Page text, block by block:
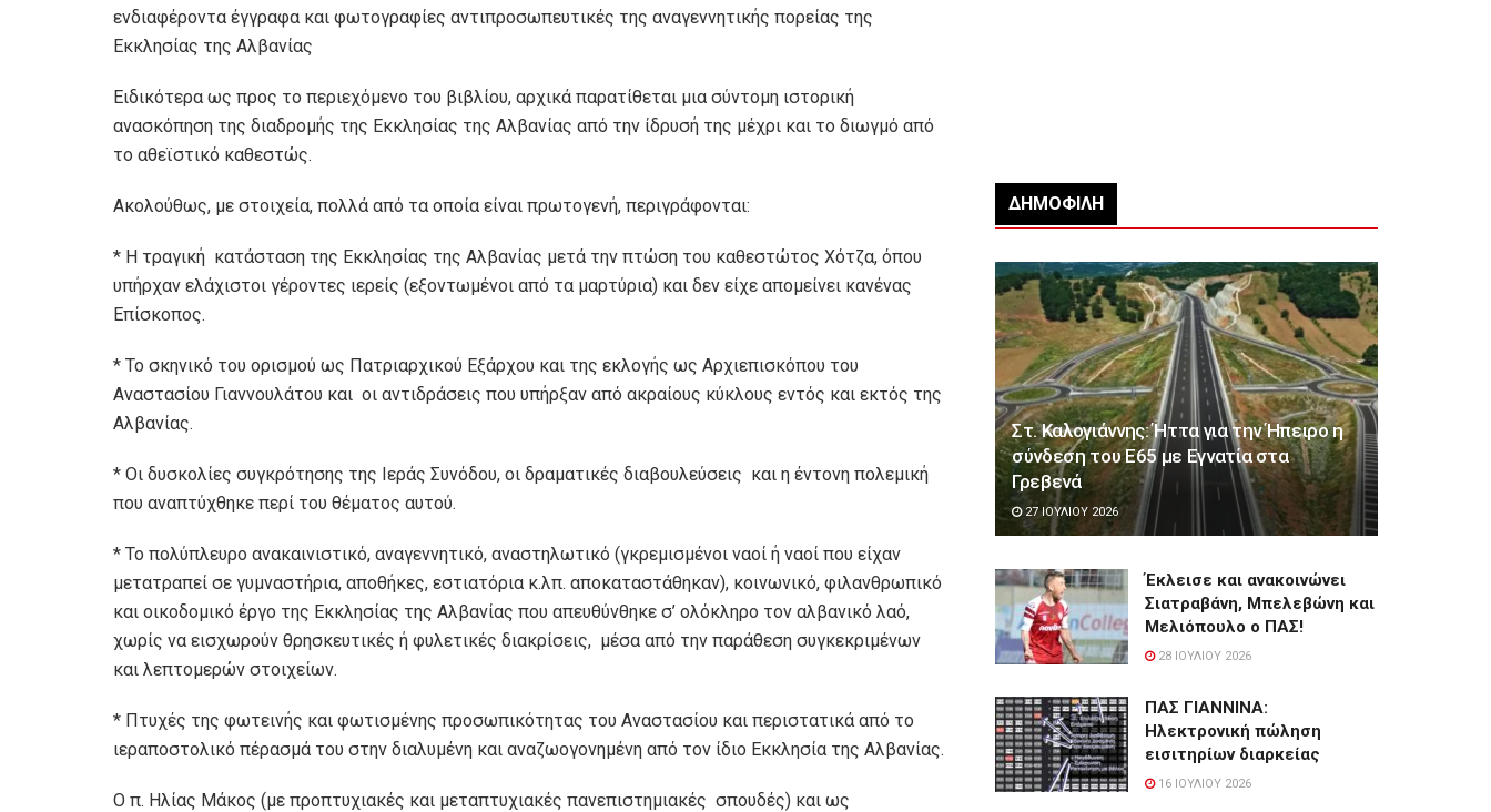
ενδιαφέροντα έγγραφα και φωτογραφίες αντιπροσωπευτικές της αναγεννητικής πορείας της
Εκκλησίας της Αλβανίας
Ειδικότερα ως προς το περιεχόμενο του βιβλίου, αρχικά παρατίθεται μια σύντομη ιστορική
ανασκόπηση της διαδρομής της Εκκλησίας της Αλβανίας από την ίδρυσή της μέχρι και το διωγμό από
το αθεϊστικό καθεστώς.
Ακολούθως, με στοιχεία, πολλά από τα οποία είναι πρωτογενή, περιγράφονται:
* Η τραγική κατάσταση της Εκκλησίας της Αλβανίας μετά την πτώση του καθεστώτος Χότζα, όπου
υπήρχαν ελάχιστοι γέροντες ιερείς (εξοντωμένοι από τα μαρτύρια) και δεν είχε απομείνει κανένας
Επίσκοπος.
* Το σκηνικό του ορισμού ως Πατριαρχικού Εξάρχου και της εκλογής ως Αρχιεπισκόπου του
Αναστασίου Γιαννουλάτου και οι αντιδράσεις που υπήρξαν από ακραίους κύκλους εντός και εκτός της
Αλβανίας.
* Οι δυσκολίες συγκρότησης της Ιεράς Συνόδου, οι δραματικές διαβουλεύσεις και η έντονη πολεμική
που αναπτύχθηκε περί του θέματος αυτού.
* Το πολύπλευρο ανακαινιστικό, αναγεννητικό, αναστηλωτικό (γκρεμισμένοι ναοί ή ναοί που είχαν
μετατραπεί σε γυμναστήρια, αποθήκες, εστιατόρια κ.λπ. αποκαταστάθηκαν), κοινωνικό, φιλανθρωπικό
και οικοδομικό έργο της Εκκλησίας της Αλβανίας που απευθύνθηκε σ’ ολόκληρο τον αλβανικό λαό,
χωρίς να εισχωρούν θρησκευτικές ή φυλετικές διακρίσεις, μέσα από την παράθεση συγκεκριμένων
και λεπτομερών στοιχείων.
* Πτυχές της φωτεινής και φωτισμένης προσωπικότητας του Αναστασίου και περιστατικά από το
ιεραποστολικό πέρασμά του στην διαλυμένη και αναζωογονημένη από τον ίδιο Εκκλησία της Αλβανίας.
Ο π. Ηλίας Μάκος (με προπτυχιακές και μεταπτυχιακές πανεπιστημιακές σπουδές) και ως
ΔΗΜΟΦΙΛΉ
Στ. Καλογιάννης: Ήττα για την Ήπειρο η
σύνδεση του Ε65 με Εγνατία στα
Γρεβενά
27 ΙΟΥΛΊΟΥ 2026
Έκλεισε και ανακοινώνει
Σιατραβάνη, Μπελεβώνη και
Μελιόπουλο ο ΠΑΣ!
28 ΙΟΥΛΊΟΥ 2026
ΠΑΣ ΓΙΑΝΝΙΝΑ:
Hλεκτρονική πώληση
εισιτηρίων διαρκείας
16 ΙΟΥΛΊΟΥ 2026